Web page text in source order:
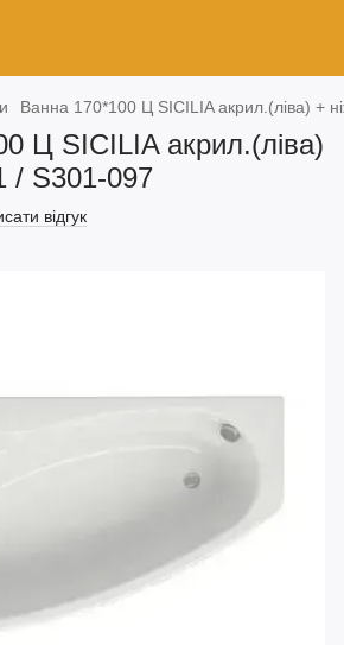
Ванна 170*100 Ц SICILIA акрил.(ліва) +
Ц SICILIA акрил.(ліва)
/ S301-097
відгук